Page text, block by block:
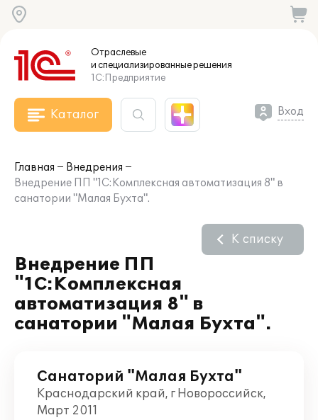
Отраслевые
и специализированныерешения
1С:Предприятие
Каталог Вход
Главная
Внедрения
Внедрение ПП "1С:Комплексная автоматизация 8" в
санатории "Малая Бухта".
Внедрение ПП
"1С:Комплексная
автоматизация 8" в
санатории "Малая Бухта".
К списку
Санаторий "Малая Бухта"
Краснодарский край, г Новороссийск,
Март 2011